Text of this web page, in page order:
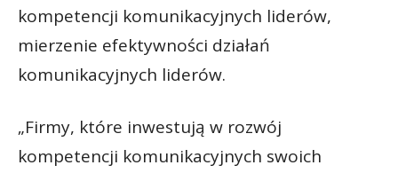
kompetencji komunikacyjnych liderów,
mierzenie efektywności działań
komunikacyjnych liderów.
„Firmy, które inwestują w rozwój
kompetencji komunikacyjnych swoich